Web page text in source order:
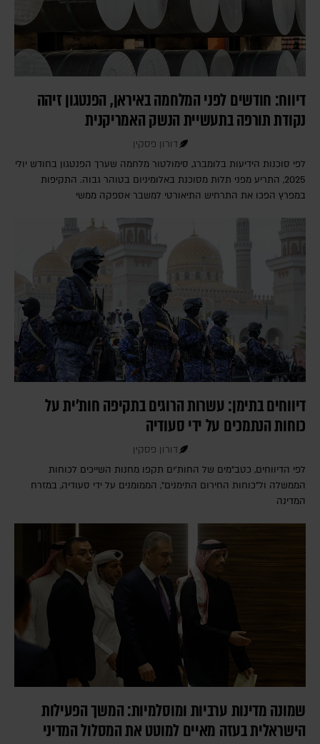
דיווח: חודשים לפני המלחמה באיראן, הפנטגון זיהה
נקודת תורפה בתעשיית הנשק האמריקנית
דורון פסקין
לפי סוכנות הידיעות בלומברג, סימולטור מלחמה שערך הפנטגון בחודש יולי
2025, התריע מפני תלות מסוכנת באלומיניום בטוהר גבוה. התקיפות
במפרץ הפכו את התרחיש התיאורטי למשבר אספקה ממשי
דיווחים בתימן: עשרות הרוגים בתקיפה חות'ית על
כוחות הנתמכים על ידי סעודיה
דורון פסקין
לפי הדיווחים, כטב"מים של החות'ים תקפו מחנות השייכים לכוחות
הממשלה ול"כוחות החירום התימנים", הממומנים על ידי סעודיה, במזרח
המדינה
שמונה מדינות ערביות ומוסלמיות: המשך הפעילות
הישראלית בעזה מאיים למוטט את המסלול המדיני